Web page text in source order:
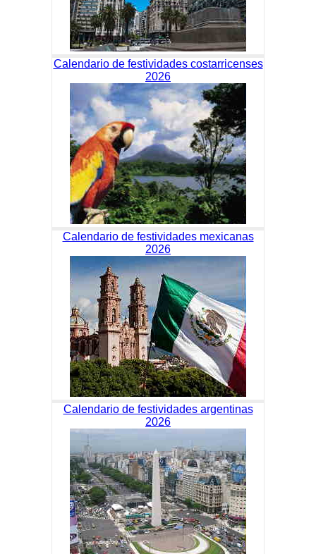
Calendario de festividades costarricenses
2026
Calendario de festividades mexicanas
2026
Calendario de festividades argentinas
2026